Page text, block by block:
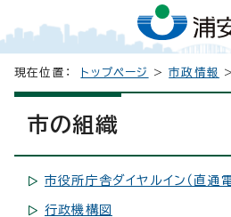
現在位置： トップページ >市政情報
市の組織
市役所庁舎ダイヤルイン（直通
行政機構図